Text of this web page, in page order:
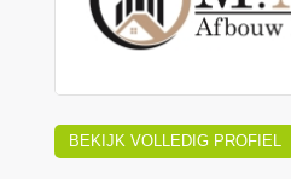
BEKIJK VOLLEDIG PROFIEL